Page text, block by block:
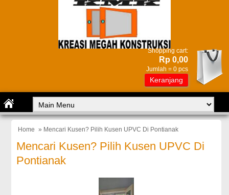
Shopping cart:
Rp 0,00
Jumlah = 0 pcs
Keranjang
Home » Mencari Kusen? Pilih Kusen UPVC Di Pontianak
Mencari Kusen? Pilih Kusen UPVC Di
Pontianak